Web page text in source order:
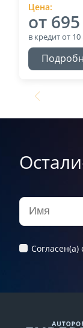
Цена:
от
в кредитот 10
Согласен(а)